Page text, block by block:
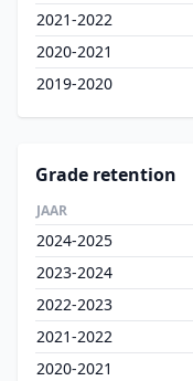
2021-2022
2020-2021
2019-2020
Grade retention
JAAR
2024-2025
2023-2024
2022-2023
2021-2022
2020-2021